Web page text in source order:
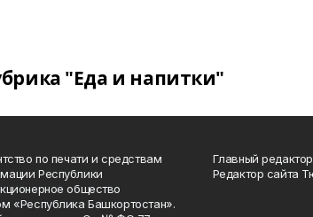
"Еда и напитки"
по печати и средствам
Республики
общество
«Республика Башкортостан».
Главный
Редактор сайта